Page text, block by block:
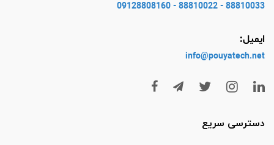
88810033 - 88810022 - 09128808160
ایمیل:
info@pouyatech.net
دسترسی سریع